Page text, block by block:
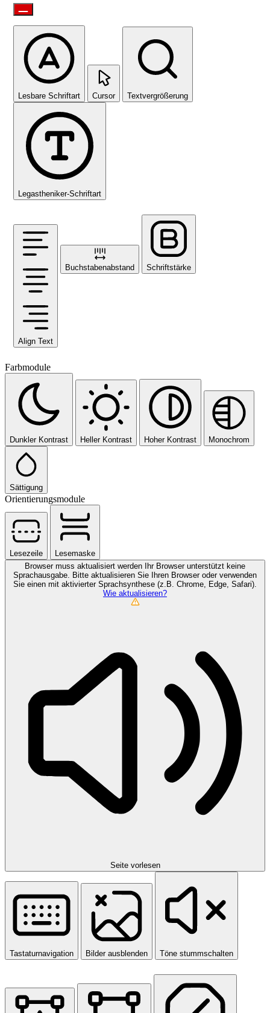
Lesbare Schriftart Cursor Textvergrößerung
Legastheniker-Schriftart
Align Text
Buchstabenabstand Schriftstärke
Farbmodule
Dunkler Kontrast Heller Kontrast Hoher Kontrast Monochrom
Sättigung
Orientierungsmodule
Lesezeile
Lesemaske
Browser muss aktualisiert werden
Ihr Browser unterstützt keine
Sprachausgabe. Bitte aktualisieren Sie Ihren Browser oder verwenden
Sie einen mit aktivierter Sprachsynthese (z.B. Chrome, Edge, Safari).
Wie aktualisieren?
Seite vorlesen
Tastaturnavigation Bilder ausblenden Töne stummschalten